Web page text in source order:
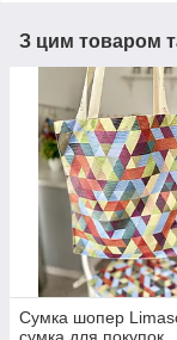
З цим товаром
Сумка шопер